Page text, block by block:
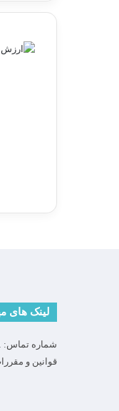
لینک های
شماره تماس:
قوانین و